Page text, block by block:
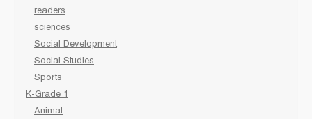
readers
sciences
Social Development
Social Studies
Sports
K-Grade 1
Animal